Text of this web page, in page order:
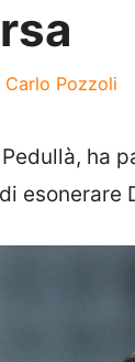
Carlo Pozzoli
ha
esonerare